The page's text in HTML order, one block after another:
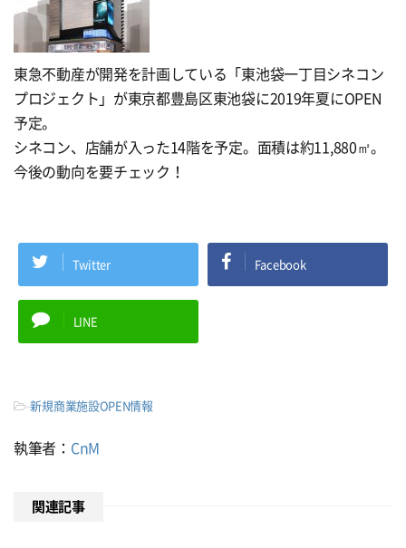
東急不動産が開発を計画している「東池袋一丁目シネコン
プロジェクト」が東京都豊島区東池袋に2019年夏にOPEN
予定。
シネコン、店舗が入った14階を予定。面積は約11,880㎡。
今後の動向を要チェック！
Twitter Facebook
LINE
-新規商業施設OPEN情報
執筆者： CnM
関連記事